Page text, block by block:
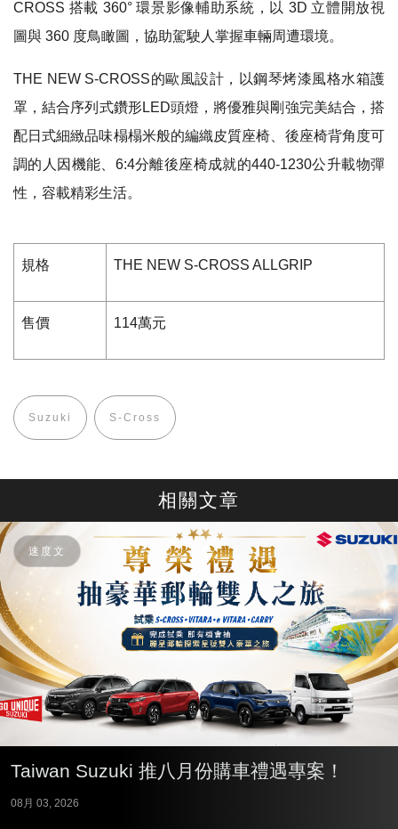
CROSS 搭載 360° 環景影像輔助系統，以 3D 立體開放視
圖與 360 度鳥瞰圖，協助駕駛人掌握車輛周遭環境。
THE NEW S-CROSS的歐風設計，以鋼琴烤漆風格水箱護
罩，結合序列式鑽形LED頭燈，將優雅與剛強完美結合，搭
配日式細緻品味榻榻米般的編織皮質座椅、後座椅背角度可
調的人因機能、6:4分離後座椅成就的440-1230公升載物彈
性，容載精彩生活。
規格 THE NEW S-CROSS ALLGRIP
售價 114萬元
Suzuki S-Cross
相關文章
速度文
Taiwan Suzuki 推八月份購車禮遇專案！
08月 03, 2026